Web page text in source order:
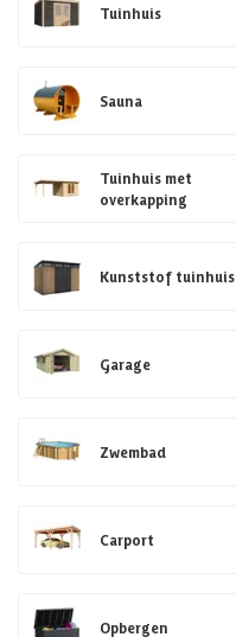
Tuinhuis
Sauna
Tuinhuis met
overkapping
Kunststof tuinhuis
Garage
Zwembad
Carport
Opbergen